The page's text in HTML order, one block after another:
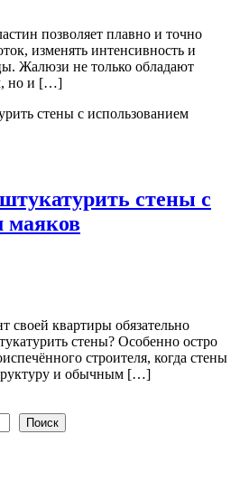
позволяет плавно и точно
изменять интенсивность и
Жалюзи не только обладают
но и […]
стены с
маяков
своей квартиры обязательно
стены? Особенно остро
строителя, когда стены
и обычным […]
Поиск